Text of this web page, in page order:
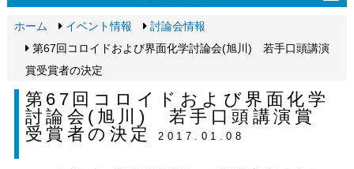
ホーム イベント情報
討論会情報
第67回コロイドおよび界面化学討論会(旭川) 若手口頭講演
賞受賞者の決定
第67回コロイドおよび界面化学
討論会(旭川) 若手口頭講演賞
受賞者の決定
2017.01.08